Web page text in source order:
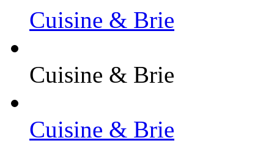
Cuisine & Brie
Cuisine & Brie
Cuisine & Brie